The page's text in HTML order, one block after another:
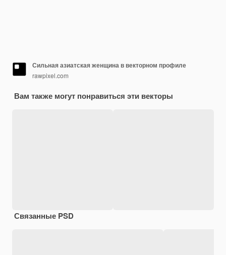
Сильная азиатская женщина в векторном профиле
rawpixel.com
Вам также могут понравиться эти векторы
Связанные PSD